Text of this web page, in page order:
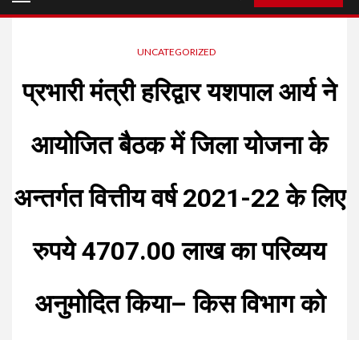
UNCATEGORIZED
प्रभारी मंत्री हरिद्वार यशपाल आर्य ने
आयोजित बैठक में जिला योजना के
अन्तर्गत वित्तीय वर्ष 2021-22 के लिए
रुपये 4707.00 लाख का परिव्यय
अनुमोदित किया– किस विभाग को